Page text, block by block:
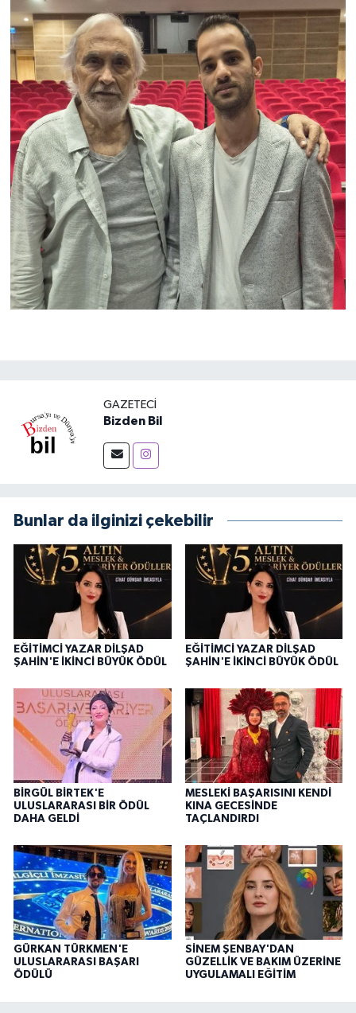
GAZETECI
Bizden Bil
Bunlar da ilginizi çekebilir
EĞİTİMCİ YAZAR DİLŞAD
ŞAHİN'E İKİNCİ BÜYÜK ÖDÜL
EĞİTİMCİ YAZAR DİLŞAD
ŞAHİN'E İKİNCİ BÜYÜK ÖDÜL
BİRGÜL BİRTEK'E
ULUSLARARASI BİR ÖDÜL
DAHA GELDİ
MESLEKİ BAŞARISINI KENDİ
KINA GECESİNDE
TAÇLANDIRDI
GÜRKAN TÜRKMEN'E
ULUSLARARASI BAŞARI
ÖDÜLÜ
SİNEM ŞENBAY'DAN
GÜZELLİK VE BAKIM ÜZERİNE
UYGULAMALI EĞİTİM